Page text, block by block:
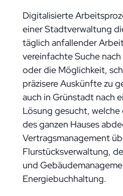
Digitalisierte
einer Stadtverwaltung
täglich anfallender
vereinfachte Suche
oder die Möglichkeit,
präzisere Auskünfte zu
auch in Grünstadt nach
Lösung gesucht,
des ganzen Hauses
Vertragsmanagement
Flurstücksverwaltung,
und
Energiebuchhaltung.